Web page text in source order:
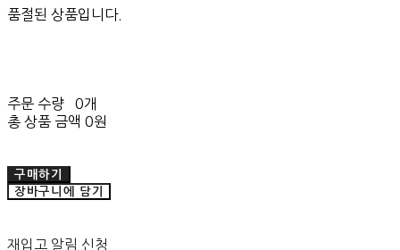
품절된 상품입니다.
주문 수량
0개
총 상품 금액 0원
구매하기
장바구니에 담기
재입고 알림 신청